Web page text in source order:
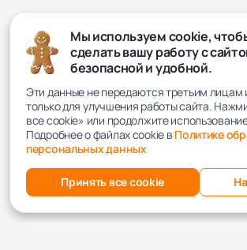
Мы используем cookie,
сделать вашу работу с
безопасной и удобной.
Эти данные не передаются третьим лицам
только для улучшения работы сайта.
все cookie» или продолжите
Подробнее о файлах cookie в Политике
персональных данных
Принять все cookie